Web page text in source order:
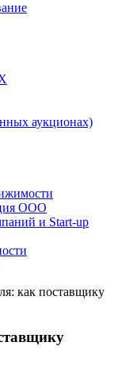
аукционах)
ООО
и Start-up
как поставщику